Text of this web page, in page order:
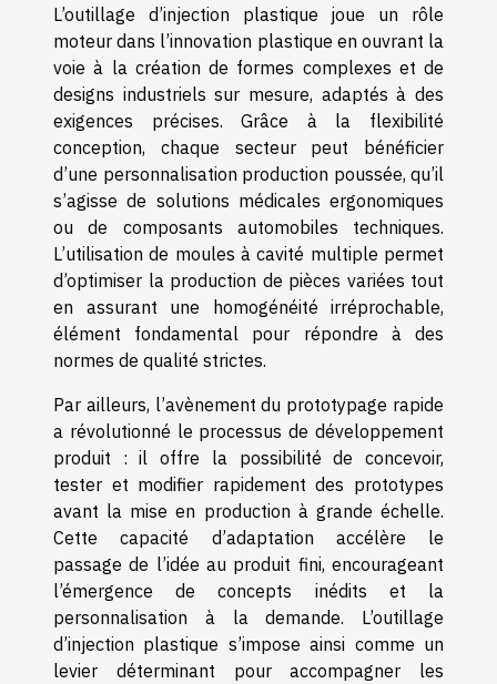
L’outillage d’injection plastique joue un rôle
moteur dans l’innovation plastique en ouvrant la
voie à la création de formes complexes et de
designs industriels sur mesure, adaptés à des
exigences précises. Grâce à la flexibilité
conception, chaque secteur peut bénéficier
d’une personnalisation production poussée, qu’il
s’agisse de solutions médicales ergonomiques
ou de composants automobiles techniques.
L’utilisation de moules à cavité multiple permet
d’optimiser la production de pièces variées tout
en assurant une homogénéité irréprochable,
élément fondamental pour répondre à des
normes de qualité strictes.
Par ailleurs, l’avènement du prototypage rapide
a révolutionné le processus de développement
produit : il offre la possibilité de concevoir,
tester et modifier rapidement des prototypes
avant la mise en production à grande échelle.
Cette capacité d’adaptation accélère le
passage de l’idée au produit fini, encourageant
l’émergence de concepts inédits et la
personnalisation à la demande. L’outillage
d’injection plastique s’impose ainsi comme un
levier déterminant pour accompagner les